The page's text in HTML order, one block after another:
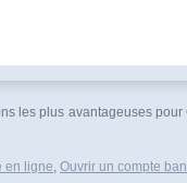
les plus avantageuses
en ligne, Ouvrir un compte